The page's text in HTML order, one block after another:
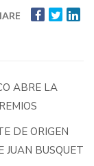
ABRE LA
DE ORIGEN
JUAN BUSQUET